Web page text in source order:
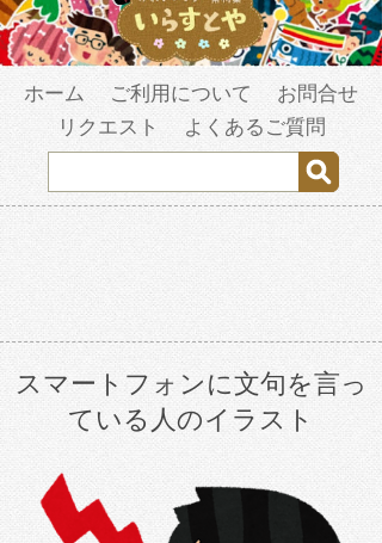
ホーム ご利用について
お問合せ
リクエスト
よくあるご質問
スマートフォンに文句を言っ
ている人のイラスト